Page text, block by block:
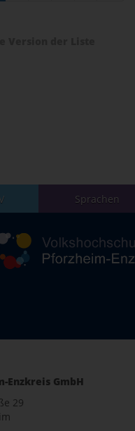
Sprachen
Enzkreis GmbH
29